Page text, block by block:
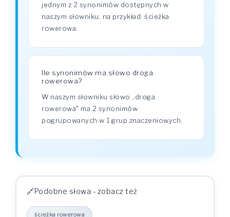
jednym z 2 synonimów dostępnych w
naszym słowniku, na przykład: ścieżka
rowerowa.
Ile synonimów ma słowo droga
rowerowa?
W naszym słowniku słowo „droga
rowerowa" ma 2 synonimów
pogrupowanych w 1 grup znaczeniowych.
Podobne słowa - zobacz też
ścieżka rowerowa